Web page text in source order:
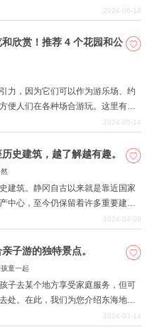
为人质住在今川家的孙浦城。今川
代的前线。本文介绍在尾张和三河
城、清洲城、吉田城、犬山城和小
2024-06-19
和欣赏！推荐 4 个花园和公
力，因为它们可以作为游乐场、约
便人们在各种场合游玩。这里有各
欣赏郁郁葱葱的绿色和风景，也可
2024-05-14
史建筑，越了解越有趣。
然
建筑。静冈自古以来就是靠近国家
中心，至今仍保留着许多重要建
并了解其历史背景，您可以度过一
2024-04-09
子游的独特景点。
童一起
子去某个地方享受家庭服务，但可
处。在此，我们为您介绍东海地区
三重）父母和孩子都能尽享欢乐的
2024-03-14